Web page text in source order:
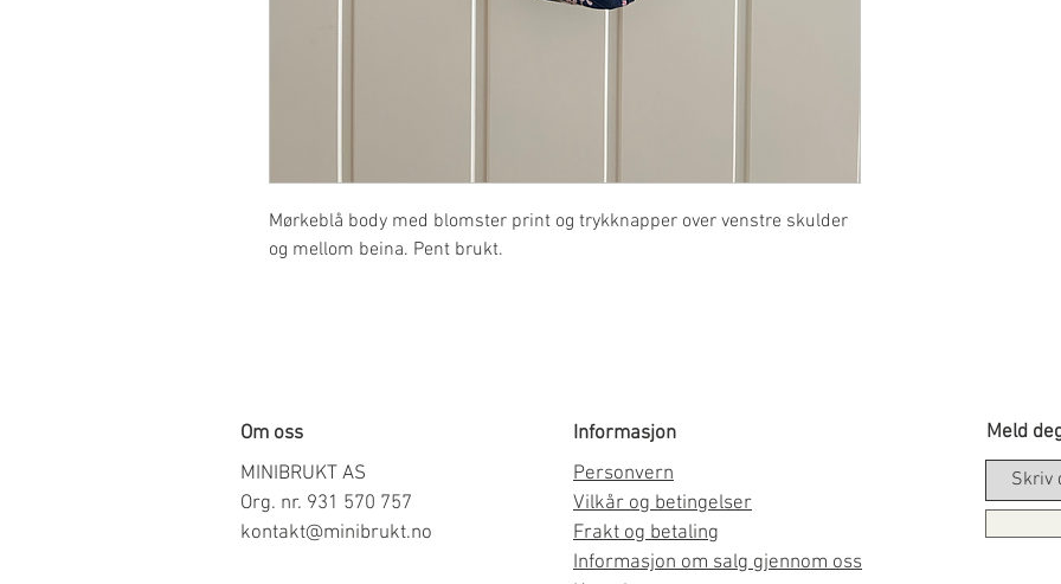
Mørkeblå body med blomster print og trykknapper over venstre skulder
og mellom beina. Pent brukt.
Om oss
MINIBRUKT AS
Org. nr. 931 570 757
kontakt@minibrukt.no
Informasjon
Personvern
Vilkår og betingelser
Frakt og betaling
Informasjon om salg gjennom oss
Meld